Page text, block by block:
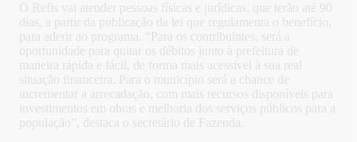
O Refis vai atender pessoas físicas e jurídicas, que terão até 90
dias, a partir da publicação da lei que regulamenta o benefício,
para aderir ao programa. “Para os contribuintes, será a
oportunidade para quitar os débitos junto à prefeitura de
maneira rápida e fácil, de forma mais acessível à sua real
situação financeira. Para o município será a chance de
incrementar a arrecadação, com mais recursos disponíveis para
investimentos em obras e melhoria dos serviços públicos para a
população”, destaca o secretário de Fazenda.